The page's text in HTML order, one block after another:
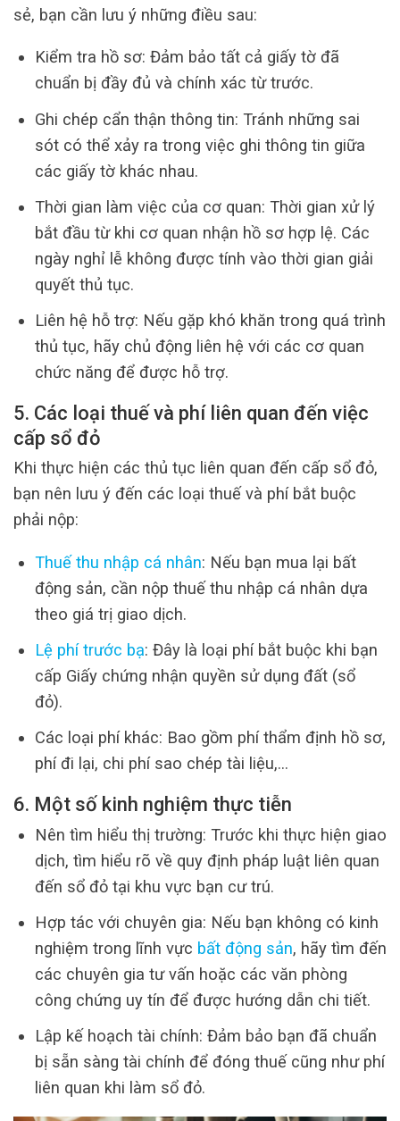
sẻ, bạn cần lưu ý những điều sau:
Kiểm tra hồ sơ: Đảm bảo tất cả giấy tờ đã
chuẩn bị đầy đủ và chính xác từ trước.
Ghi chép cẩn thận thông tin: Tránh những sai
sót có thể xảy ra trong việc ghi thông tin giữa
các giấy tờ khác nhau.
Thời gian làm việc của cơ quan: Thời gian xử lý
bắt đầu từ khi cơ quan nhận hồ sơ hợp lệ. Các
ngày nghỉ lễ không được tính vào thời gian giải
quyết thủ tục.
Liên hệ hỗ trợ: Nếu gặp khó khăn trong quá trình
thủ tục, hãy chủ động liên hệ với các cơ quan
chức năng để được hỗ trợ.
5. Các loại thuế và phí liên quan đến việc
cấp sổ đỏ
Khi thực hiện các thủ tục liên quan đến cấp sổ đỏ,
bạn nên lưu ý đến các loại thuế và phí bắt buộc
phải nộp:
Thuế thu nhập cá nhân: Nếu bạn mua lại bất
động sản, cần nộp thuế thu nhập cá nhân dựa
theo giá trị giao dịch.
Lệ phí trước bạ: Đây là loại phí bắt buộc khi bạn
cấp Giấy chứng nhận quyền sử dụng đất (sổ
đỏ).
Các loại phí khác: Bao gồm phí thẩm định hồ sơ,
phí đi lại, chi phí sao chép tài liệu,…
6. Một số kinh nghiệm thực tiễn
Nên tìm hiểu thị trường: Trước khi thực hiện giao
dịch, tìm hiểu rõ về quy định pháp luật liên quan
đến sổ đỏ tại khu vực bạn cư trú.
Hợp tác với chuyên gia: Nếu bạn không có kinh
nghiệm trong lĩnh vực bất động sản, hãy tìm đến
các chuyên gia tư vấn hoặc các văn phòng
công chứng uy tín để được hướng dẫn chi tiết.
Lập kế hoạch tài chính: Đảm bảo bạn đã chuẩn
bị sẵn sàng tài chính để đóng thuế cũng như phí
liên quan khi làm sổ đỏ.